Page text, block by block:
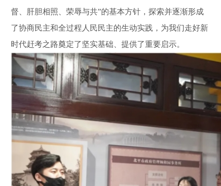
督、肝胆相照、荣辱与共”的基本方针，探索并逐渐形成
了协商民主和全过程人民民主的生动实践，为我们走好新
时代赶考之路奠定了坚实基础、提供了重要启示。